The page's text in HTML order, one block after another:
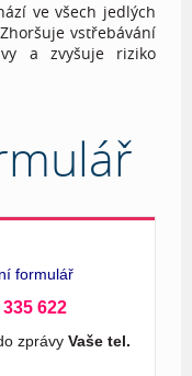
ve všech jedlých
vstřebávání
a zvyšuje riziko
formulář
622
zprávyVaše tel.